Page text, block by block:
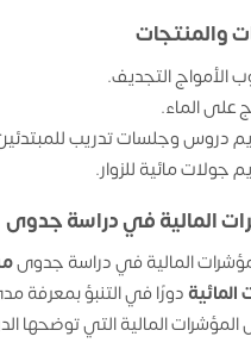
والمنتجات
الأمواج التجديف.
على الماء.
دروس وجلسات تدريب
جولات مائية للزوار.
المالية في دراسة جدوى
المالية في دراسة جدوى
المائية دورًا في التنبؤ بمعرفة
المالية التي توضحها